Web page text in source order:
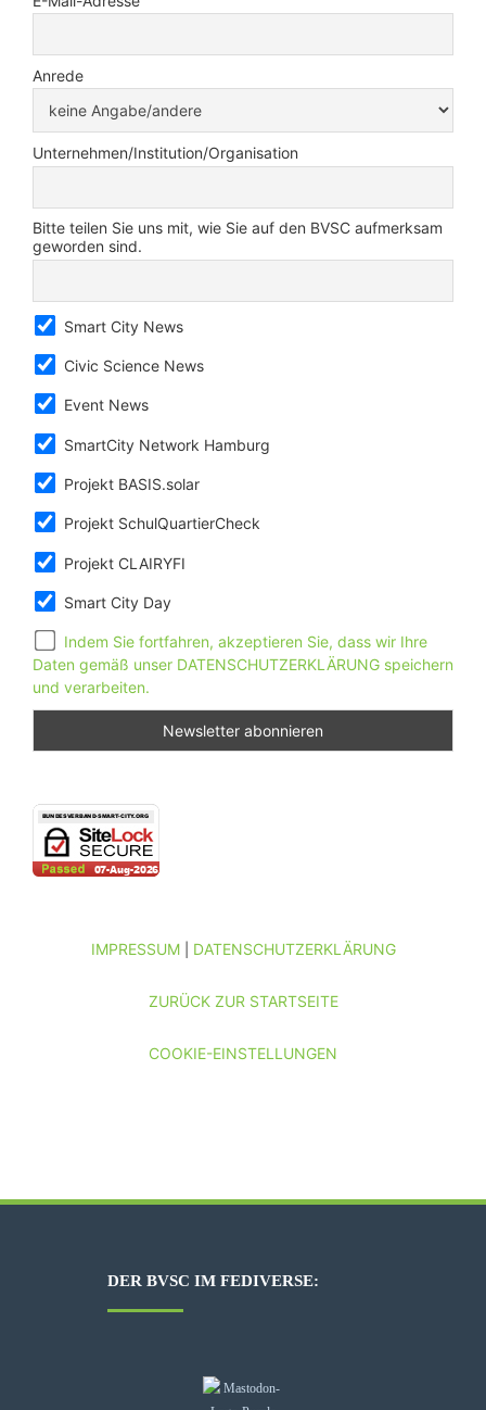
Anrede
Unternehmen/Institution/Organisation
Bitte teilen Sie uns mit, wie Sie auf den BVSC aufmerksam
geworden sind.
Smart City News
Civic Science News
Event News
SmartCity Network Hamburg
Projekt BASIS.solar
Projekt SchulQuartierCheck
Projekt CLAIRYFI
Smart City Day
Indem Sie fortfahren, akzeptieren Sie, dass wir Ihre
Daten gemäß unser DATENSCHUTZERKLÄRUNG speichern
und verarbeiten.
IMPRESSUM| DATENSCHUTZERKLÄRUNG
ZURÜCK ZUR STARTSEITE
COOKIE-EINSTELLUNGEN
DER BVSC IM FEDIVERSE: